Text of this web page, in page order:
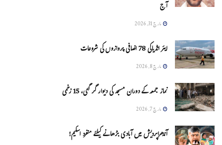
آج
مارچ 31, 2026
ایئر انڈیاکی 78 اضافی پروازوں کی شروعات
مارچ 8, 2026
نماز جمعہ کے دوران مسجد کی دیوار گر گئی، 15 زخمی
مارچ 7, 2026
آندھراپردیش میں آبادی بڑھانے کیلئے منفرد اسکیم!